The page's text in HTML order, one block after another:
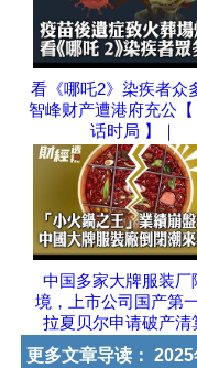
看《哪吒2》染疾者众
智峰财产遭港府充公【
话时局 】｜
中国多家大牌服装厂
境，上市公司国产第
拉夏贝尔申请破产清
更多文章导读： 2025